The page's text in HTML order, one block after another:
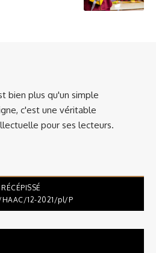
bien plus qu'un simple
c'est une véritable
pour ses lecteurs.
RÉCÉPISSÉ
12-2021/pl/P